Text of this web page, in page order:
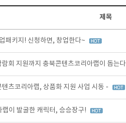
제목
패키지! 신청하면, 창업한다~
람회 지원까지 충북콘텐츠코리아랩이 돕는다
츠코리아랩, 상품화 지원 사업 시동 -
이 발굴한 캐릭터, 승승장구!